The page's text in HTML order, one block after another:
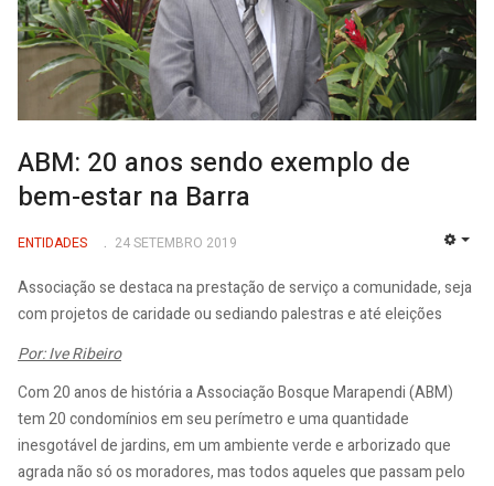
ABM: 20 anos sendo exemplo de
bem-estar na Barra
ENTIDADES 24 SETEMBRO 2019
Associação se destaca na prestação de serviço a comunidade, seja
com projetos de caridade ou sediando palestras e até eleições
Por: Ive Ribeiro
Com 20 anos de história a Associação Bosque Marapendi (ABM)
tem 20 condomínios em seu perímetro e uma quantidade
inesgotável de jardins, em um ambiente verde e arborizado que
agrada não só os moradores, mas todos aqueles que passam pelo